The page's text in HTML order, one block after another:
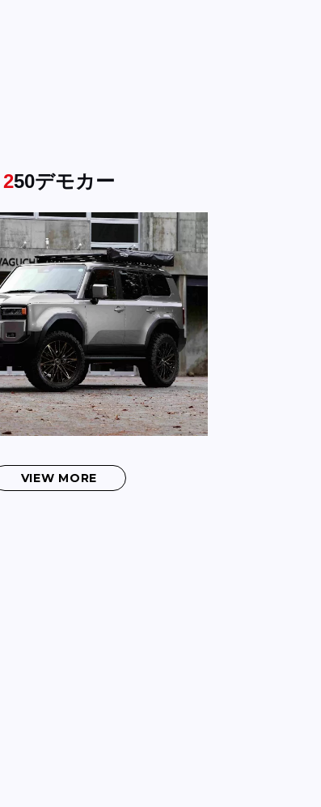
250デモカー
VIEW MORE